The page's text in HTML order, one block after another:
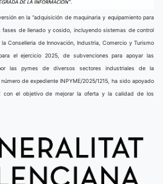
en la “adquisición de maquinaria y equipamiento para
de llenado y cosido, incluyendo sistemas de control
Conselleria de Innovación, Industria, Comercio y Turismo
el ejercicio 2025, de subvenciones para apoyar las
las pymes de diversos sectores industriales de la
de expediente INPYME/2025/1215, ha sido apoyado
con el objetivo de mejorar la oferta y la calidad de los